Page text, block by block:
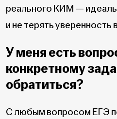
реального КИМ —
и не терять уверенность
У меня есть
конкретному
обратиться?
С любым вопросом ЕГЭ